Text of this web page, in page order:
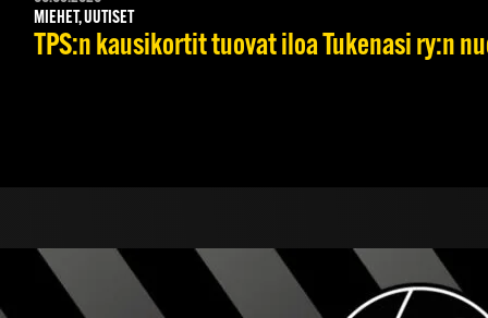
MIEHET, UUTISET
TPS:n kausikortit tuovat iloa Tukenasi ry:n